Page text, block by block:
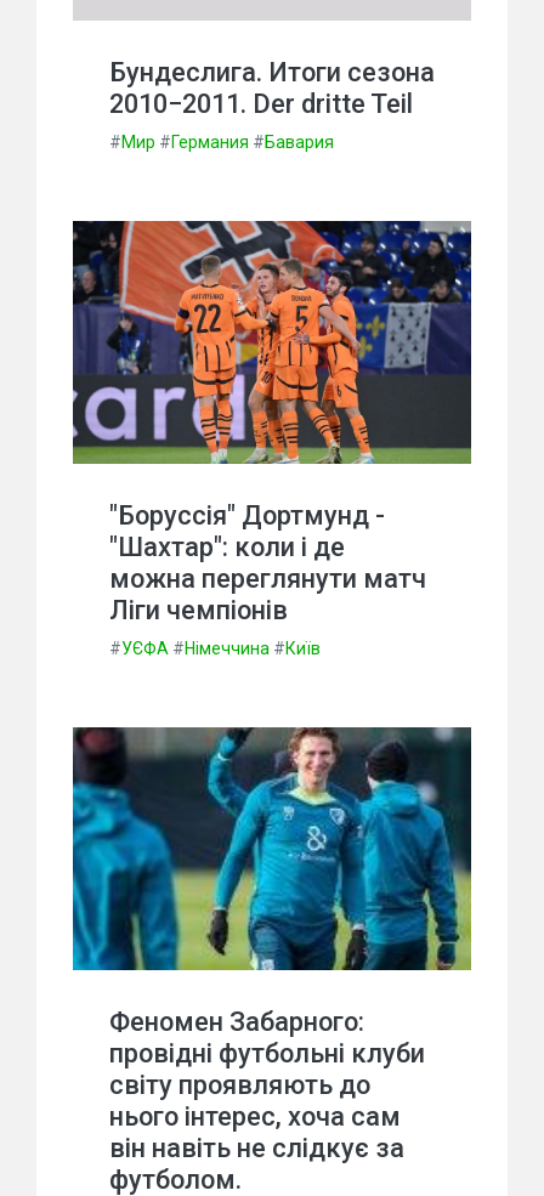
Бундеслига. Итоги сезона
2010−2011. Der dritte Teil
#Мир #Германия #Бавария
"Боруссія" Дортмунд -
"Шахтар": коли і де
можна переглянути матч
Ліги чемпіонів
#УЄФА #Німеччина #Київ
Феномен Забарного:
провідні футбольні клуби
світу проявляють до
нього інтерес, хоча сам
він навіть не слідкує за
футболом.